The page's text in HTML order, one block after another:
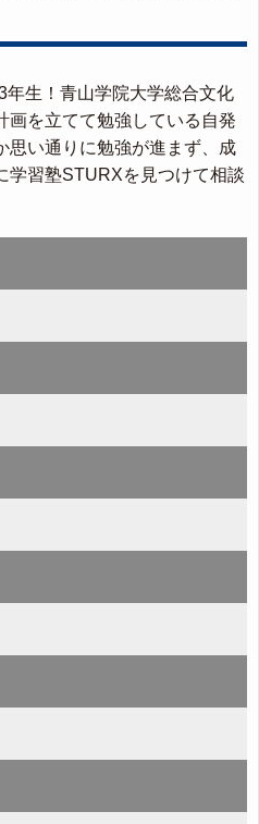
年生！青山学院大学総合文化
画を立てて勉強している自発
思い通りに勉強が進まず、成
学習塾STURXを見つけて相談